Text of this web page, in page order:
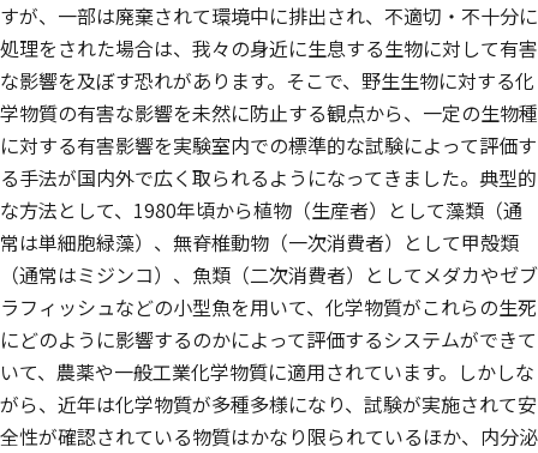
すが、一部は廃棄されて環境中に排出され、不適切・不十分に
処理をされた場合は、我々の身近に生息する生物に対して有害
な影響を及ぼす恐れがあります。そこで、野生生物に対する化
学物質の有害な影響を未然に防止する観点から、一定の生物種
に対する有害影響を実験室内での標準的な試験によって評価す
る手法が国内外で広く取られるようになってきました。典型的
な方法として、1980年頃から植物（生産者）として藻類（通
常は単細胞緑藻）、無脊椎動物（一次消費者）として甲殻類
（通常はミジンコ）、魚類（二次消費者）としてメダカやゼブ
ラフィッシュなどの小型魚を用いて、化学物質がこれらの生死
にどのように影響するのかによって評価するシステムができて
いて、農薬や一般工業化学物質に適用されています。しかしな
がら、近年は化学物質が多種多様になり、試験が実施されて安
全性が確認されている物質はかなり限られているほか、内分泌